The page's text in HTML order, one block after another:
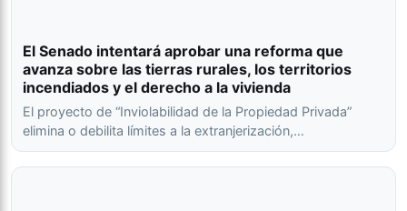
El Senado intentará aprobar una reforma que
avanza sobre las tierras rurales, los territorios
incendiados y el derecho a la vivienda
El proyecto de “Inviolabilidad de la Propiedad Privada”
elimina o debilita límites a la extranjerización,…